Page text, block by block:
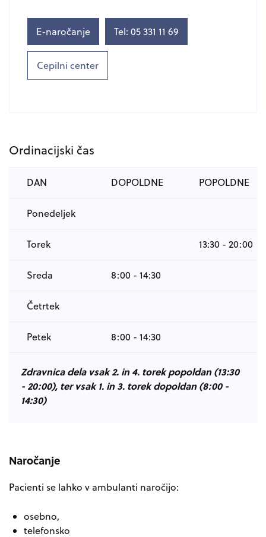
E-naročanje Tel: 05 331 11 69
Cepilni center
Ordinacijski čas
DAN DOPOLDNE POPOLDNE
Ponedeljek
Torek 13:30 - 20:00
Sreda 8:00 - 14:30
Četrtek
Petek 8:00 - 14:30
Zdravnica dela vsak 2. in 4. torek popoldan (13:30
- 20:00), ter vsak 1. in 3. torek dopoldan (8:00 -
14:30)
Naročanje
Pacienti se lahko v ambulanti naročijo:
osebno,
telefonsko